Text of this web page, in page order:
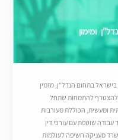
ומימון
בתחום הנדל”ן, מזמין
להצטרף להתמחות שתחל
ומעשית, הכוללת מעורבות
שוטפת עם עורכי דין
מעניקה חשיפה לעולמות